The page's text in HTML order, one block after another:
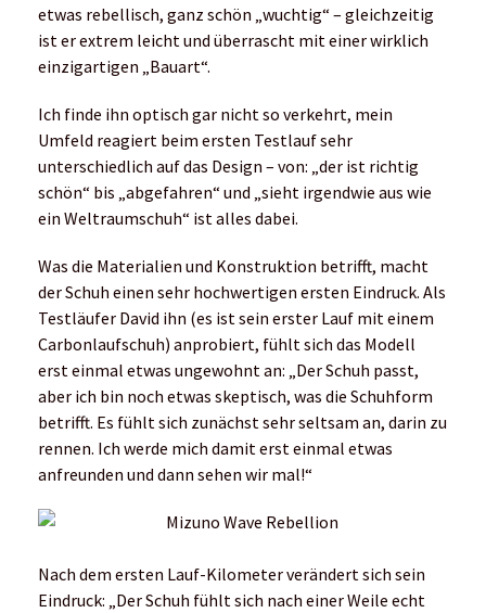
etwas rebellisch, ganz schön „wuchtig“ – gleichzeitig
ist er extrem leicht und überrascht mit einer wirklich
einzigartigen „Bauart“.
Ich finde ihn optisch gar nicht so verkehrt, mein
Umfeld reagiert beim ersten Testlauf sehr
unterschiedlich auf das Design – von: „der ist richtig
schön“ bis „abgefahren“ und „sieht irgendwie aus wie
ein Weltraumschuh“ ist alles dabei.
Was die Materialien und Konstruktion betrifft, macht
der Schuh einen sehr hochwertigen ersten Eindruck. Als
Testläufer David ihn (es ist sein erster Lauf mit einem
Carbonlaufschuh) anprobiert, fühlt sich das Modell
erst einmal etwas ungewohnt an: „Der Schuh passt,
aber ich bin noch etwas skeptisch, was die Schuhform
betrifft. Es fühlt sich zunächst sehr seltsam an, darin zu
rennen. Ich werde mich damit erst einmal etwas
anfreunden und dann sehen wir mal!“
Nach dem ersten Lauf-Kilometer verändert sich sein
Eindruck: „Der Schuh fühlt sich nach einer Weile echt